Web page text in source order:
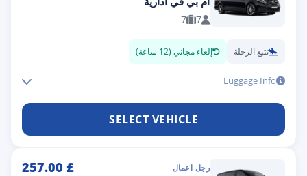
7
7
تتبع الرحلة إلغاء مجاني (12 ساعة)
Luggage Info
SELECT VEHICLE
رجل اعمال £
257.00